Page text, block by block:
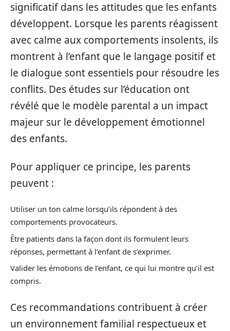
significatif dans les attitudes que les enfants
développent. Lorsque les parents réagissent
avec calme aux comportements insolents, ils
montrent à l’enfant que le langage positif et
le dialogue sont essentiels pour résoudre les
conflits. Des études sur l’éducation ont
révélé que le modèle parental a un impact
majeur sur le développement émotionnel
des enfants.
Pour appliquer ce principe, les parents
peuvent :
Utiliser un ton calme lorsqu’ils répondent à des
comportements provocateurs.
Être patients dans la façon dont ils formulent leurs
réponses, permettant à l’enfant de s’exprimer.
Valider les émotions de l’enfant, ce qui lui montre qu’il est
compris.
Ces recommandations contribuent à créer
un environnement familial respectueux et